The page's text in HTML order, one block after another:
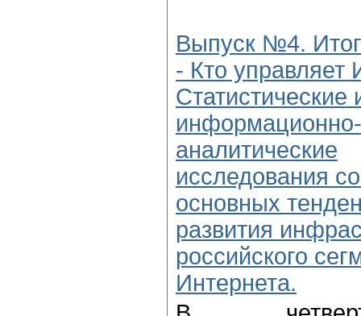
Выпуск №4.
- Кто управляет
Статистические
информационно-
аналитические
исследования
основных
развития
российского
Интернета.